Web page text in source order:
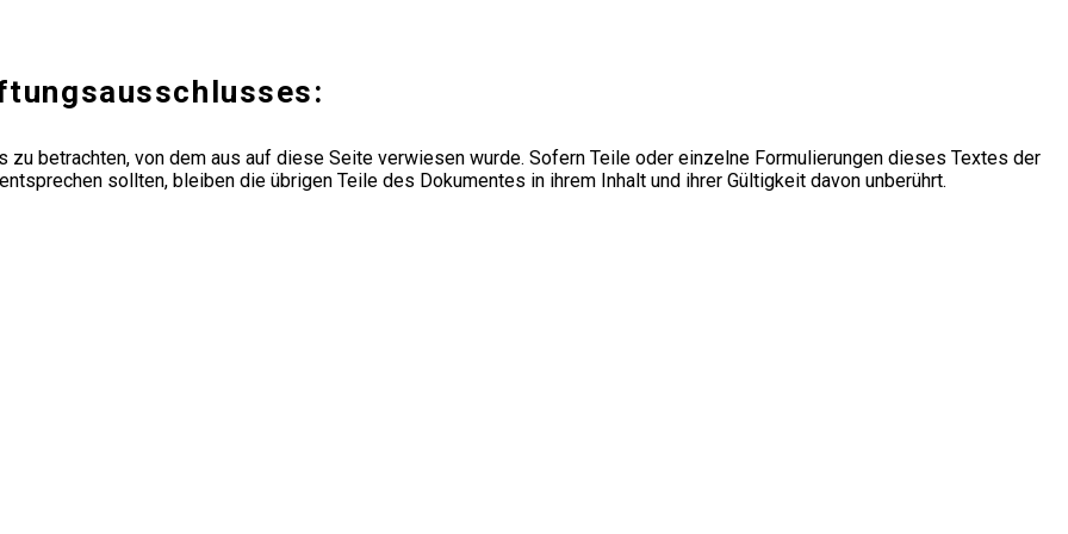
betrachten, von dem aus auf diese Seite verwiesen wurde. Sofern Teile oder einzelne Formulierungen dieses Textes der
sollten, bleiben die übrigen Teile des Dokumentes in ihrem Inhalt und ihrer Gültigkeit davon unberührt.